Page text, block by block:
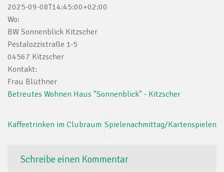
2025-09-08T14:45:00+02:00
Wo:
BW Sonnenblick Kitzscher
Pestalozzistraße 1-5
04567 Kitzscher
Kontakt:
Frau Blüthner
Betreutes Wohnen Haus "Sonnenblick" - Kitzscher
Kaffeetrinken im Clubraum Spielenachmittag/Kartenspielen
Schreibe einen Kommentar